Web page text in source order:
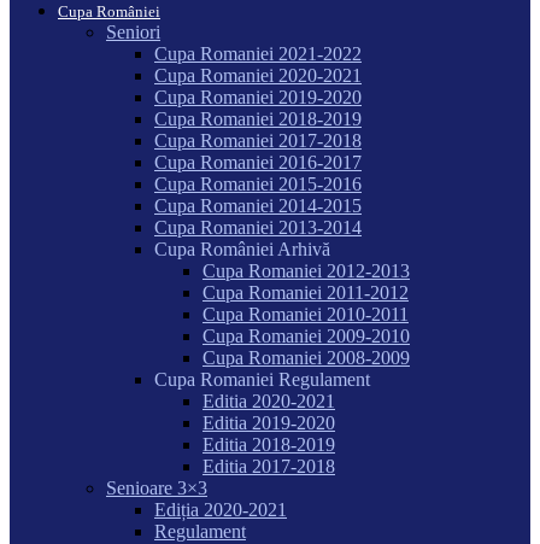
Cupa României
Seniori
Cupa Romaniei 2021-2022
Cupa Romaniei 2020-2021
Cupa Romaniei 2019-2020
Cupa Romaniei 2018-2019
Cupa Romaniei 2017-2018
Cupa Romaniei 2016-2017
Cupa Romaniei 2015-2016
Cupa Romaniei 2014-2015
Cupa Romaniei 2013-2014
Cupa României Arhivă
Cupa Romaniei 2012-2013
Cupa Romaniei 2011-2012
Cupa Romaniei 2010-2011
Cupa Romaniei 2009-2010
Cupa Romaniei 2008-2009
Cupa Romaniei Regulament
Editia 2020-2021
Editia 2019-2020
Editia 2018-2019
Editia 2017-2018
Senioare 3×3
Ediția 2020-2021
Regulament